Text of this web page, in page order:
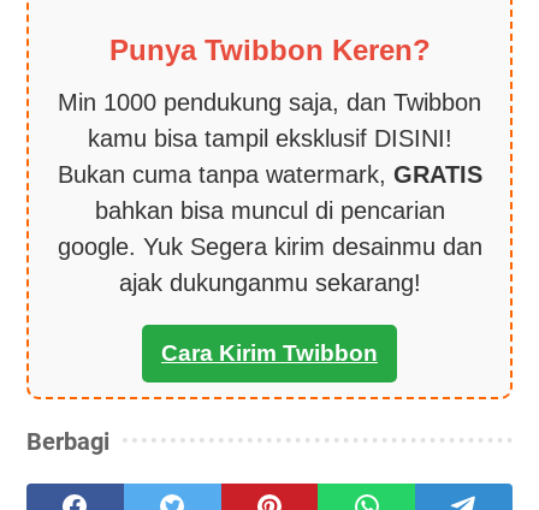
Punya Twibbon Keren?
Min 1000 pendukung saja, dan Twibbon
kamu bisa tampil eksklusif DISINI!
Bukan cuma tanpa watermark, GRATIS
bahkan bisa muncul di pencarian
google. Yuk Segera kirim desainmu dan
ajak dukunganmu sekarang!
Cara Kirim Twibbon
Berbagi